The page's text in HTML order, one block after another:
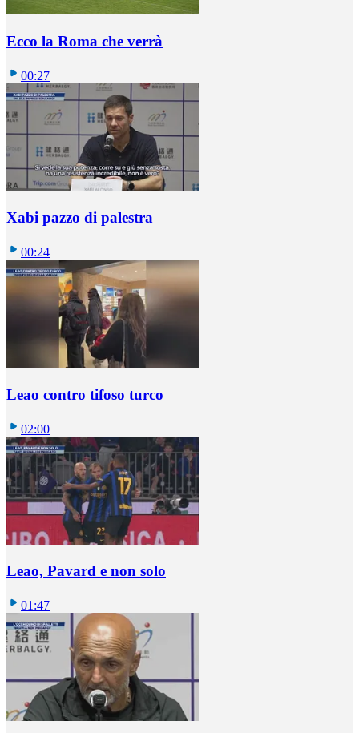
Ecco la Roma che verrà
00:27
Xabi pazzo di palestra
00:24
Leao contro tifoso turco
02:00
Leao, Pavard e non solo
01:47